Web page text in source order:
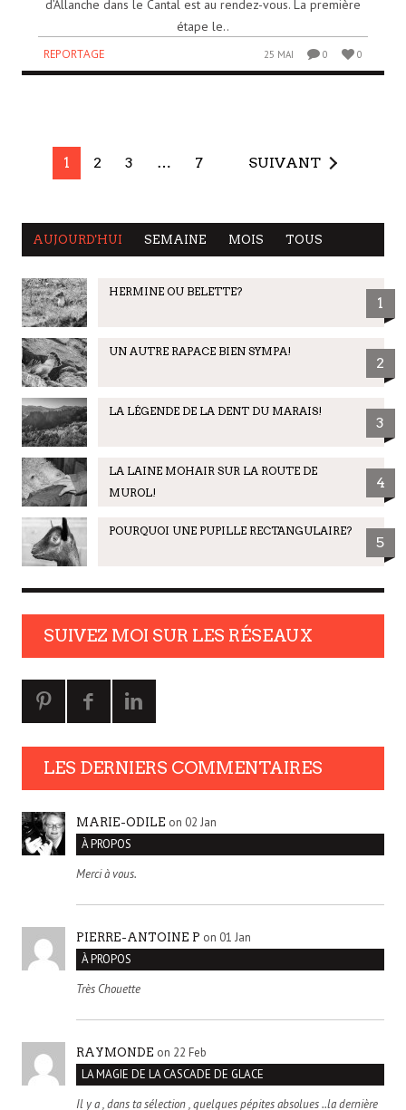
d’Allanche dans le Cantal est au rendez-vous. La première
étape le..
REPORTAGE 25 MAI 0 0
1 2 3 … 7 SUIVANT
AUJOURD'HUI SEMAINE MOIS TOUS
HERMINE OU BELETTE?
1
UN AUTRE RAPACE BIEN SYMPA!
2
LA LÉGENDE DE LA DENT DU MARAIS!
3
LA LAINE MOHAIR SUR LA ROUTE DE
MUROL!
4
POURQUOI UNE PUPILLE RECTANGULAIRE?
5
SUIVEZ MOI SUR LES RÉSEAUX
LES DERNIERS COMMENTAIRES
MARIE-ODILE on 02 Jan
À PROPOS
Merci à vous.
PIERRE-ANTOINE P on 01 Jan
À PROPOS
Très Chouette
RAYMONDE on 22 Feb
LA MAGIE DE LA CASCADE DE GLACE
Il y a , dans ta sélection , quelques pépites absolues ..la dernière